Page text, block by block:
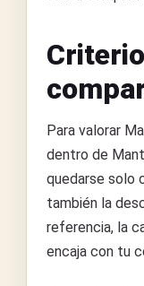
Para valorar
dentro de
quedarse solo
también la
referencia, la
encaja con tu